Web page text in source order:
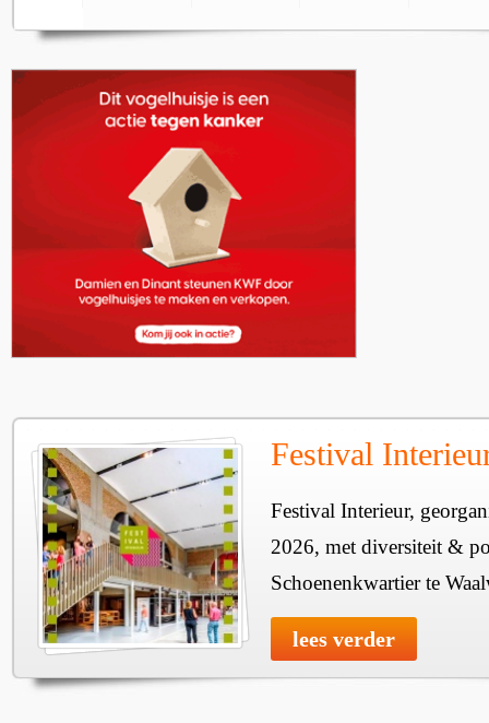
Festival
Festival Interieur,
2026, met diversiteit &
Schoenenkwartier te
lees verder